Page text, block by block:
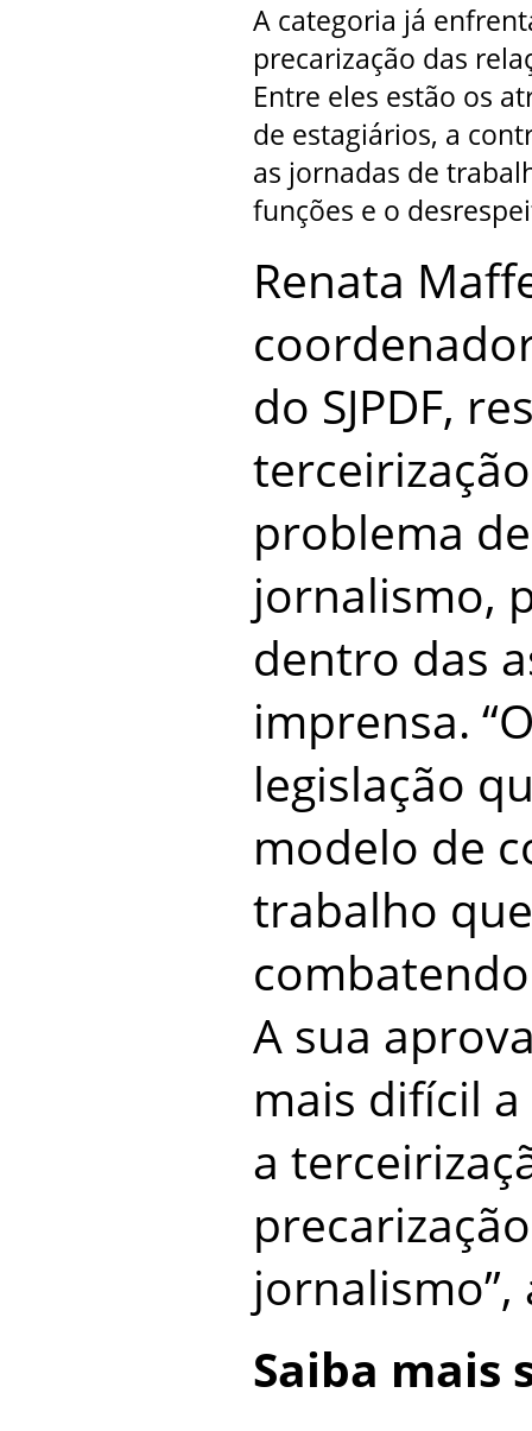
A categoria já
precarização das
Entre eles estão os
de estagiários, a
as jornadas de
funções e o
Renata
do SJPDF,
problema
jornalismo,
dentro das
imprensa.
legislação
modelo de
trabalho
A sua
mais difícil
a
Saiba mais